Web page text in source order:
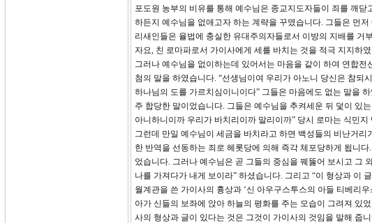
포도원 농부의 비유를 통해 예수님은 종교지도자들이 죄를 깨
하든지 예수님을 없애고자 하는 계략을 꾸몄습니다. 그들은 먼
리새인들은 율법에 충실한 유대주의자들로서 이방의 지배를 거
자요, 친 로마파로서 가이사에게 세를 바치는 것을 적극 지지하
그러나 예수님을 없이하는데 있어서는 마음을 같이 하여 연합
첨의 말을 하였습니다. “선생님이여 우리가 아노니 당신은 참되
하나님의 도를 가르치심이니이다” 그들은 마음에도 없는 말을
주 합당한 말이었습니다. 그들은 예수님을 추켜세운 뒤 덫이 있
아니하니이까 우리가 바치리이까 말리이까” 당시 로마는 식민
그런데 만일 예수님이 세금을 바치라고 하면 백성들의 비난거
한 반역을 선동하는 죄로 헤롯당에 의해 즉각 체포당하게 됩니
었습니다. 그러나 예수님은 곧 그들의 중심을 꿰뚫어 보시고 그
나를 가져다가 내게 보이라” 하셨습니다. 그리고 “이 형상과 이
월계관을 쓴 가이사의 흉상과 ‘신 아우구스투스의 아들 티베리
아가 신들의 보좌에 앉아 하늘의 평화를 주는 모습이 그려져 있
사의 형상과 글이 있다는 것은 그것이 가이사의 것임을 말해 줍